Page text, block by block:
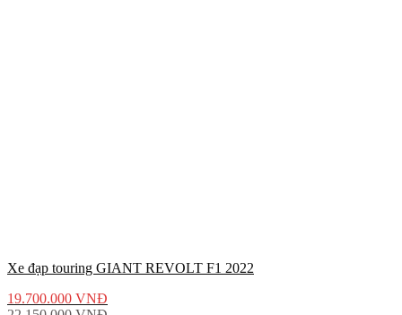
Xe đạp touring GIANT REVOLT F1 2022
19.700.000 VNĐ